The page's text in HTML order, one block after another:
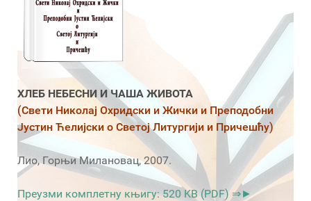
ХЛЕБ НЕБЕСНИ И ЧАША ЖИВОТА
(Свети Николај Охридски и Жички и Преподобни
Јустин Ћелијски о Светој Литургији и Причешћу)
Лио, Горњи Милановац, 2007.
Преузми комплетну књигу: 520 KB (PDF) ⇒►